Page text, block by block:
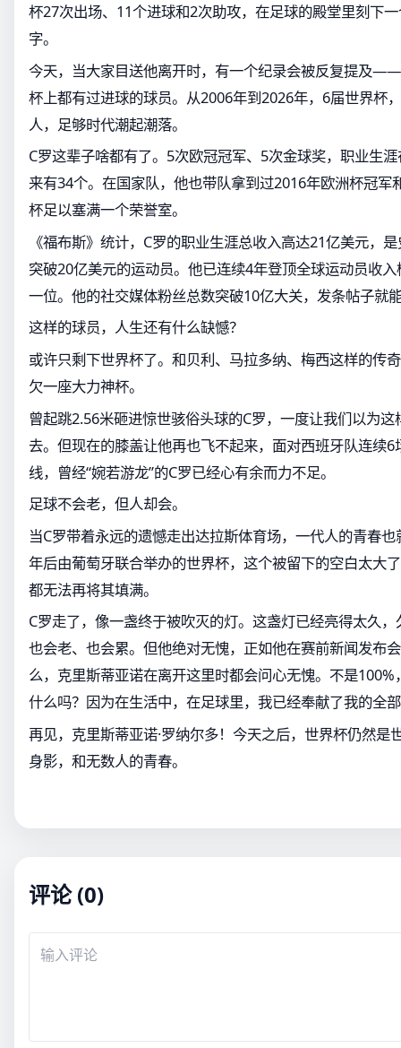
杯27次出场、11个进球和2次助攻，在足球的殿堂里刻下
字。
今天，当大家目送他离开时，有一个纪录会被反复提及
杯上都有过进球的球员。从2006年到2026年，6届世界杯
人，足够时代潮起潮落。
C罗这辈子啥都有了。5次欧冠冠军、5次金球奖，职业生
来有34个。在国家队，他也带队拿到过2016年欧洲杯冠军
杯足以塞满一个荣誉室。
《福布斯》统计，C罗的职业生涯总收入高达21亿美元，
突破20亿美元的运动员。他已连续4年登顶全球运动员收
一位。他的社交媒体粉丝总数突破10亿大关，发条帖子就
这样的球员，人生还有什么缺憾？
或许只剩下世界杯了。和贝利、马拉多纳、梅西这样的传
欠一座大力神杯。
曾起跳2.56米砸进惊世骇俗头球的C罗，一度让我们以为
去。但现在的膝盖让他再也飞不起来，面对西班牙队连续
线，曾经“婉若游龙”的C罗已经心有余而力不足。
足球不会老，但人却会。
当C罗带着永远的遗憾走出达拉斯体育场，一代人的青春
年后由葡萄牙联合举办的世界杯，这个被留下的空白太大
都无法再将其填满。
C罗走了，像一盏终于被吹灭的灯。这盏灯已经亮得太久
也会老、也会累。但他绝对无愧，正如他在赛前新闻发布
么，克里斯蒂亚诺在离开这里时都会问心无愧。不是
什么吗？因为在生活中，在足球里，我已经奉献了我的全
再见，克里斯蒂亚诺·罗纳尔多！今天之后，世界杯仍然是
身影，和无数人的青春。
评论 (0)